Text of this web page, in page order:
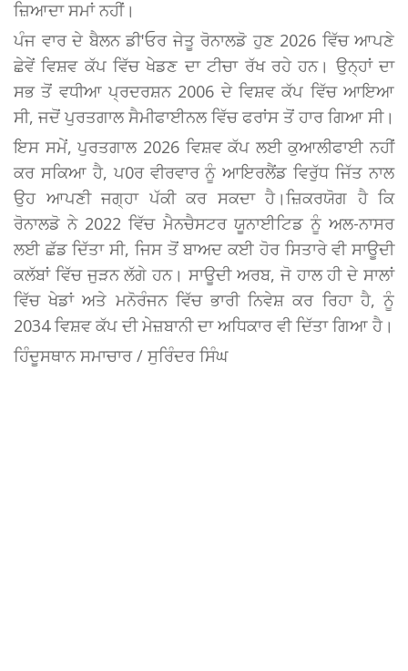
ਜ਼ਿਆਦਾ ਸਮਾਂ ਨਹੀਂ।
ਪੰਜ ਵਾਰ ਦੇ ਬੈਲਨ ਡੀ'ਓਰ ਜੇਤੂ ਰੋਨਾਲਡੋ ਹੁਣ 2026 ਵਿੱਚ ਆਪਣੇ
ਛੇਵੇਂ ਵਿਸ਼ਵ ਕੱਪ ਵਿੱਚ ਖੇਡਣ ਦਾ ਟੀਚਾ ਰੱਖ ਰਹੇ ਹਨ। ਉਨ੍ਹਾਂ ਦਾ
ਸਭ ਤੋਂ ਵਧੀਆ ਪ੍ਰਦਰਸ਼ਨ 2006 ਦੇ ਵਿਸ਼ਵ ਕੱਪ ਵਿੱਚ ਆਇਆ
ਸੀ, ਜਦੋਂ ਪੁਰਤਗਾਲ ਸੈਮੀਫਾਈਨਲ ਵਿੱਚ ਫਰਾਂਸ ਤੋਂ ਹਾਰ ਗਿਆ ਸੀ।
ਇਸ ਸਮੇਂ, ਪੁਰਤਗਾਲ 2026 ਵਿਸ਼ਵ ਕੱਪ ਲਈ ਕੁਆਲੀਫਾਈ ਨਹੀਂ
ਕਰ ਸਕਿਆ ਹੈ, ਪ0ਰ ਵੀਰਵਾਰ ਨੂੰ ਆਇਰਲੈਂਡ ਵਿਰੁੱਧ ਜਿੱਤ ਨਾਲ
ਉਹ ਆਪਣੀ ਜਗ੍ਹਾ ਪੱਕੀ ਕਰ ਸਕਦਾ ਹੈ।ਜ਼ਿਕਰਯੋਗ ਹੈ ਕਿ
ਰੋਨਾਲਡੋ ਨੇ 2022 ਵਿੱਚ ਮੈਨਚੈਸਟਰ ਯੂਨਾਈਟਿਡ ਨੂੰ ਅਲ-ਨਾਸਰ
ਲਈ ਛੱਡ ਦਿੱਤਾ ਸੀ, ਜਿਸ ਤੋਂ ਬਾਅਦ ਕਈ ਹੋਰ ਸਿਤਾਰੇ ਵੀ ਸਾਊਦੀ
ਕਲੱਬਾਂ ਵਿੱਚ ਜੁੜਨ ਲੱਗੇ ਹਨ। ਸਾਊਦੀ ਅਰਬ, ਜੋ ਹਾਲ ਹੀ ਦੇ ਸਾਲਾਂ
ਵਿੱਚ ਖੇਡਾਂ ਅਤੇ ਮਨੋਰੰਜਨ ਵਿੱਚ ਭਾਰੀ ਨਿਵੇਸ਼ ਕਰ ਰਿਹਾ ਹੈ, ਨੂੰ
2034 ਵਿਸ਼ਵ ਕੱਪ ਦੀ ਮੇਜ਼ਬਾਨੀ ਦਾ ਅਧਿਕਾਰ ਵੀ ਦਿੱਤਾ ਗਿਆ ਹੈ।
ਹਿੰਦੂਸਥਾਨ ਸਮਾਚਾਰ / ਸੁਰਿੰਦਰ ਸਿੰਘ